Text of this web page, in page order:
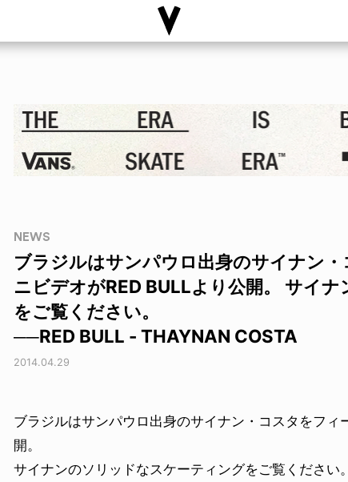
NEWS
ブラジルはサンパウロ出身のサイナン
ニビデオがRED BULLより公開。 サイ
をご覧ください。
──RED BULL - THAYNAN COSTA
2014.04.29
ブラジルはサンパウロ出身のサイナン・コスタをフィ
開。
サイナンのソリッドなスケーティングをご覧ください。